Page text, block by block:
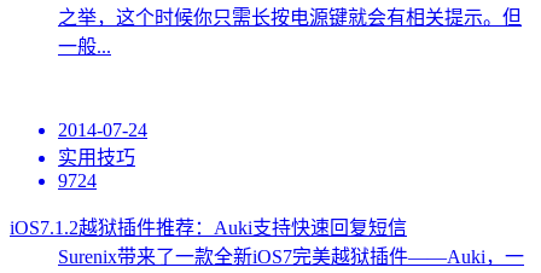
之举，这个时候你只需长按电源键就会有相关提示。但
一般...
2014-07-24
实用技巧
9724
iOS7.1.2越狱插件推荐：Auki支持快速回复短信
Surenix带来了一款全新iOS7完美越狱插件——Auki，一